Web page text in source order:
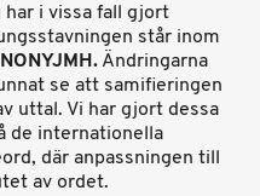
i vissa fall gjort
står inom
Ändringarna
se att samifieringen
uttal. Vi har gjort dessa
de internationella
där anpassningen till
av ordet.